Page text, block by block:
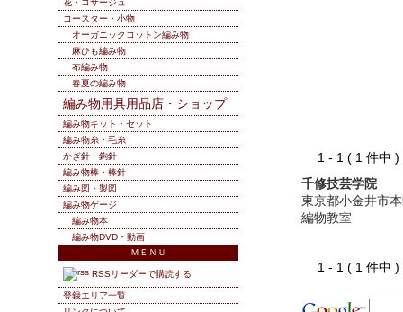
1 - 1 ( 1 件
千修技芸学院
東京都小金井市
編物教室
1 - 1 ( 1 件
花・コサージュ
コースター・小物
オーガニックコットン編み物
麻ひも編み物
布編み物
春夏の編み物
編み物用具用品店・ショップ
編み物キット・セット
編み物糸・毛糸
かぎ針・鉤針
編み物棒・棒針
編み図・製図
編み物ゲージ
編み物本
編み物DVD・動画
ＭＥＮＵ
RSSリーダーで購読する
登録エリア一覧